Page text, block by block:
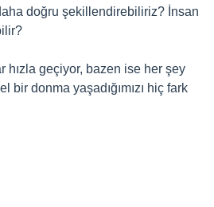
doğru şekillendirebiliriz? İnsan
geçiyor, bazen ise her şey
bir donma yaşadığımızı hiç fark